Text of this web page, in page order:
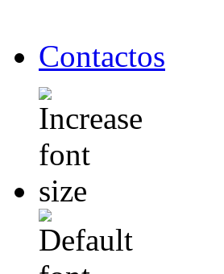
Contactos